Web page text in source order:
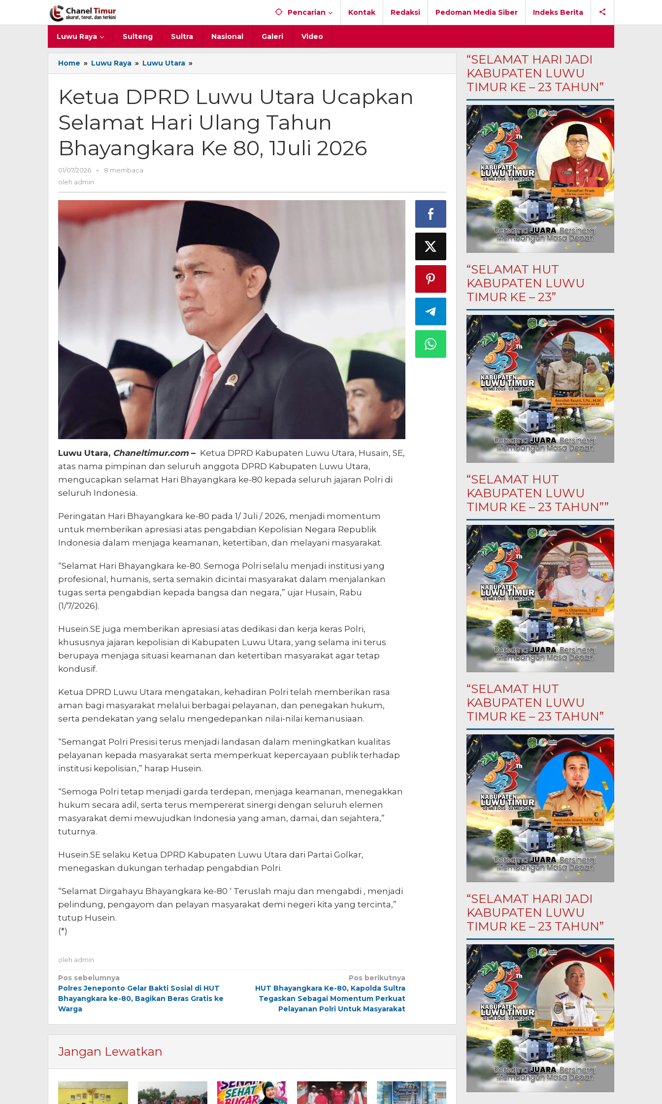
konten
Pencarian Kontak Redaksi Pedoman Media Siber Indeks Berita
Luwu Raya Sulteng Sultra Nasional Galeri Video
Home » Luwu Raya » Luwu Utara »
DPRD
Utara
Ucapkan
Selamat
Hari
Tahun
Bhayangkara
Ketua DPRD Luwu Utara Ucapkan
Selamat Hari Ulang Tahun
Bhayangkara Ke 80, 1Juli 2026
01/07/2026
oleh
-
8 membaca
oleh admin
Luwu Utara, Chaneltimur.com– Ketua DPRD Kabupaten Luwu Utara, Husain, SE,
atas nama pimpinan dan seluruh anggota DPRD Kabupaten Luwu Utara,
mengucapkan selamat Hari Bhayangkara ke-80 kepada seluruh jajaran Polri di
seluruh Indonesia.
Peringatan Hari Bhayangkara ke-80 pada 1/ Juli / 2026, menjadi momentum
untuk memberikan apresiasi atas pengabdian Kepolisian Negara Republik
Indonesia dalam menjaga keamanan, ketertiban, dan melayani masyarakat.
“Selamat Hari Bhayangkara ke-80. Semoga Polri selalu menjadi institusi yang
profesional, humanis, serta semakin dicintai masyarakat dalam menjalankan
tugas serta pengabdian kepada bangsa dan negara,” ujar Husain, Rabu
(1/7/2026).
Husein.SE juga memberikan apresiasi atas dedikasi dan kerja keras Polri,
khususnya jajaran kepolisian di Kabupaten Luwu Utara, yang selama ini terus
berupaya menjaga situasi keamanan dan ketertiban masyarakat agar tetap
kondusif.
Ketua DPRD Luwu Utara mengatakan, kehadiran Polri telah memberikan rasa
aman bagi masyarakat melalui berbagai pelayanan, dan penegakan hukum,
serta pendekatan yang selalu mengedepankan nilai-nilai kemanusiaan.
“Semangat Polri Presisi terus menjadi landasan dalam meningkatkan kualitas
pelayanan kepada masyarakat serta memperkuat kepercayaan publik terhadap
institusi kepolisian,” harap Husein.
“Semoga Polri tetap menjadi garda terdepan, menjaga keamanan, menegakkan
hukum secara adil, serta terus mempererat sinergi dengan seluruh elemen
masyarakat demi mewujudkan Indonesia yang aman, damai, dan sejahtera,”
tuturnya.
Husein.SE selaku Ketua DPRD Kabupaten Luwu Utara dari Partai Golkar,
menegaskan dukungan terhadap pengabdian Polri.
“Selamat Dirgahayu Bhayangkara ke-80 ‘ Teruslah maju dan mengabdi , menjadi
pelindung, pengayom dan pelayan masyarakat demi negeri kita yang tercinta,”
tutup Husein.
(*)
oleh admin
Navigasi
pos
Pos sebelumnya
Polres Jeneponto Gelar Bakti Sosial di HUT
Bhayangkara ke-80, Bagikan Beras Gratis ke
Warga
Pos berikutnya
HUT Bhayangkara Ke-80, Kapolda Sultra
Tegaskan Sebagai Momentum Perkuat
Pelayanan Polri Untuk Masyarakat
Jangan Lewatkan
“SELAMAT HARI JADI
KABUPATEN LUWU
TIMUR KE – 23 TAHUN”
“SELAMAT HUT
KABUPATEN LUWU
TIMUR KE – 23”
“SELAMAT HUT
KABUPATEN LUWU
TIMUR KE – 23 TAHUN””
“SELAMAT HUT
KABUPATEN LUWU
TIMUR KE – 23 TAHUN”
“SELAMAT HARI JADI
KABUPATEN LUWU
TIMUR KE – 23 TAHUN”